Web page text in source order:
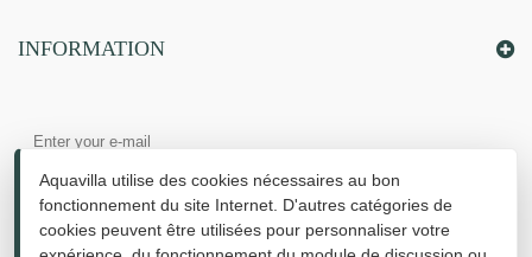
INFORMATION
Aquavilla utilise des cookies nécessaires au bon
fonctionnement du site Internet. D'autres catégories de
cookies peuvent être utilisées pour personnaliser votre